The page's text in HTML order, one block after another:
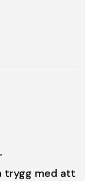
trygg med att